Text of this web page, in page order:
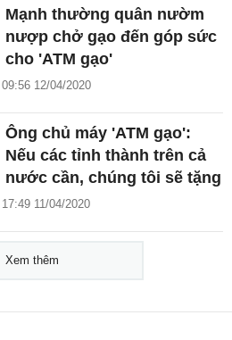
Mạnh thường quân nườm
nượp chở gạo đến góp sức
cho 'ATM gạo'
09:56 12/04/2020
Ông chủ máy 'ATM gạo':
Nếu các tỉnh thành trên cả
nước cần, chúng tôi sẽ tặng
17:49 11/04/2020
Xem thêm